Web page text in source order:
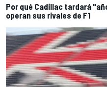
Por qué Cadillac tardará
operan sus rivales de F1